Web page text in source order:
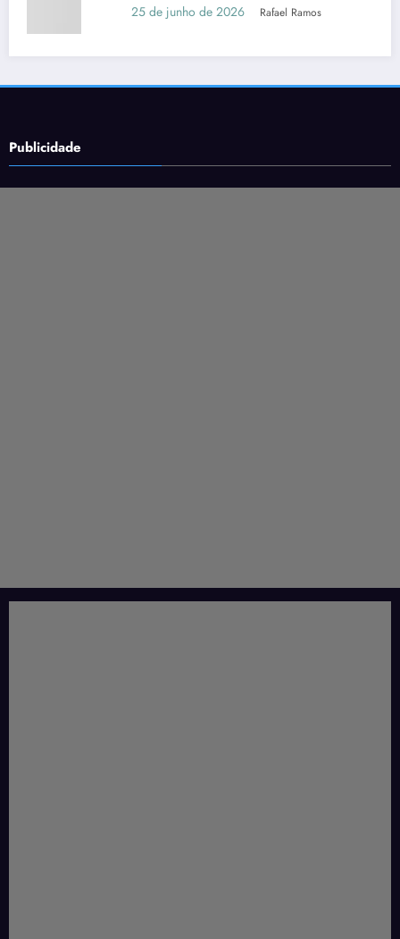
25 de junho de 2026 Rafael Ramos
Publicidade